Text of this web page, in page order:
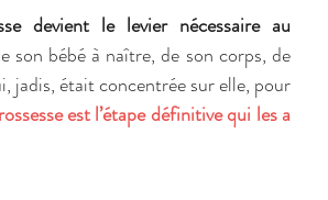
devient le levier nécessaire au
son bébé à naître, de son corps, de
jadis, était concentrée sur elle, pour
est l’étape définitive qui les a